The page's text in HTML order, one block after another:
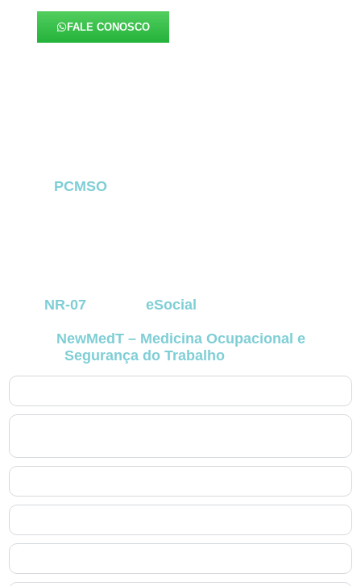
FALE CONOSCO
PCMSO
NR-07 eSocial
NewMedT – Medicina Ocupacional e
Segurança do Trabalhono Xaxim